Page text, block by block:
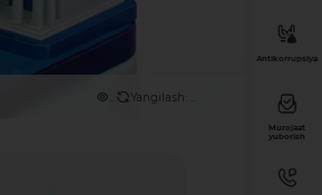
Yangilash: ...
Antikorrupsiya
Murojaat
yuborish